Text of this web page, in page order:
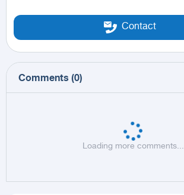
Contact
Comments (0)
Loading more comments...